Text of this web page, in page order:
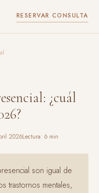
RESERVAR CONSULTA
¿cuál
2026Lectura: 6 min
son igual de
trastornos mentales,